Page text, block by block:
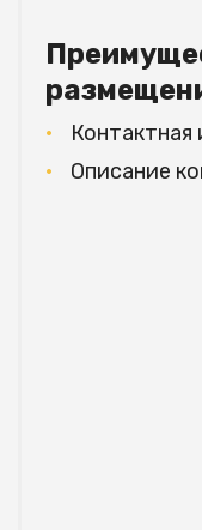
Описание